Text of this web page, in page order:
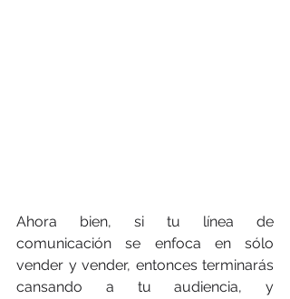
Ahora bien, si tu línea de
comunicación se enfoca en sólo
vender y vender, entonces terminarás
cansando a tu audiencia, y